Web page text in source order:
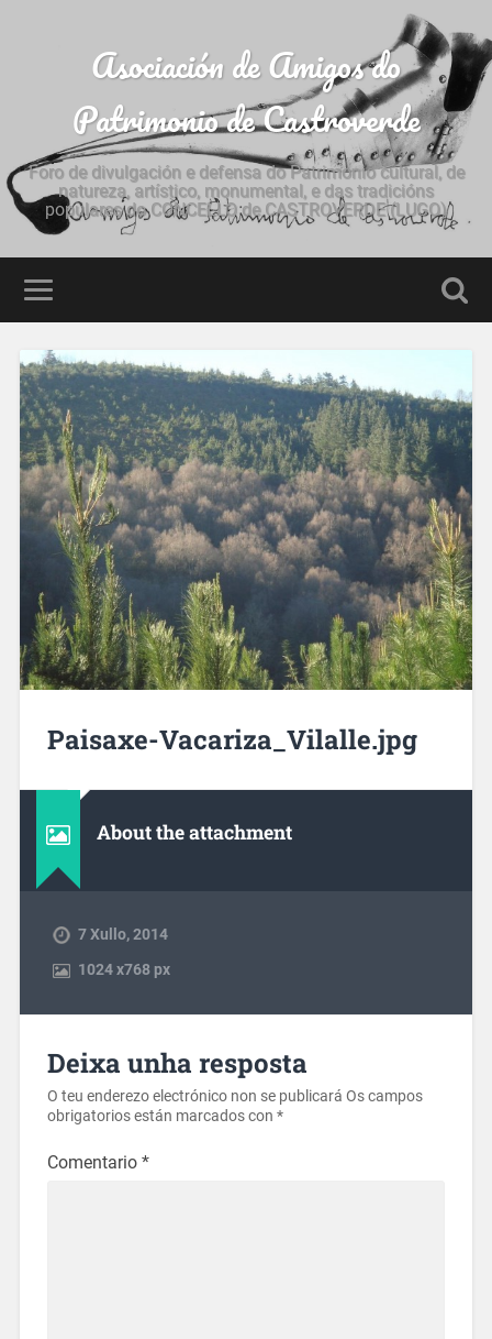
Asociación de Amigos do
Patrimonio de Castroverde
Foro de divulgación e defensa do Patrimonio cultural, de
natureza, artístico, monumental, e das tradicións
populares do CONCELLO de CASTROVERDE (LUGO)
Paisaxe-Vacariza_Vilalle.jpg
About the attachment
7 Xullo, 2014
1024x768 px
Deixa unha resposta
O teu enderezo electrónico non se publicará Os campos
obrigatorios están marcados con *
Comentario *